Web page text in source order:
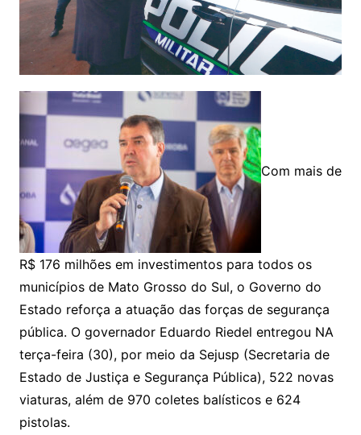
Com mais de
R$ 176 milhões em investimentos para todos os
municípios de Mato Grosso do Sul, o Governo do
Estado reforça a atuação das forças de segurança
pública. O governador Eduardo Riedel entregou NA
terça-feira (30), por meio da Sejusp (Secretaria de
Estado de Justiça e Segurança Pública), 522 novas
viaturas, além de 970 coletes balísticos e 624
pistolas.